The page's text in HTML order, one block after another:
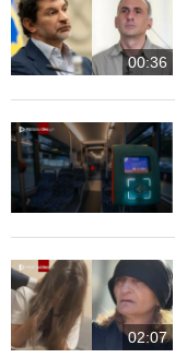
00:36
02:07